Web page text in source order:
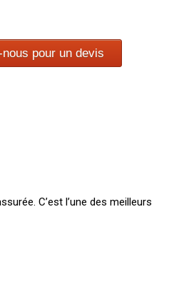
pour un devis
C’est l’une des meilleurs